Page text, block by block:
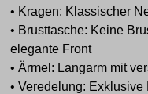
• Kragen: Klassischer
• Brusttasche: Keine
elegante Front
• Ärmel: Langarm mit
• Veredelung: